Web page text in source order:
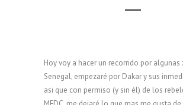
Hoy voy a hacer un recorrido por algunas
Senegal, empezaré por Dakar y sus
asi que con permiso (y sin él) de los